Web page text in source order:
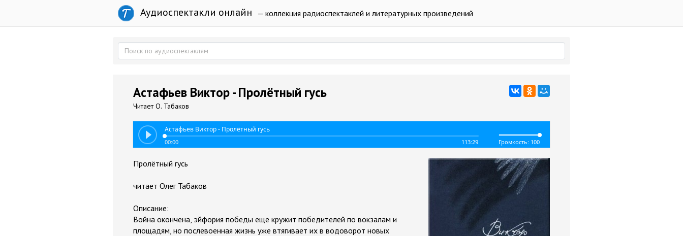
Аудиоспектакли онлайн — коллекция радиоспектаклей и литературных произведений
Астафьев Виктор - Пролётный гусь
Читает О. Табаков
Астафьев Виктор - Пролётный гусь
00:00 113:29 Громкость: 100
Пролётный гусь
читает Олег Табаков
Описание:
Война окончена, эйфория победы еще кружит победителей по вокзалам и
площадям, но послевоенная жизнь уже втягивает их в водоворот новых